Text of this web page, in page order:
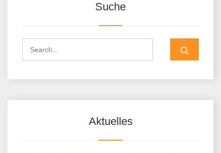
Suche
Aktuelles